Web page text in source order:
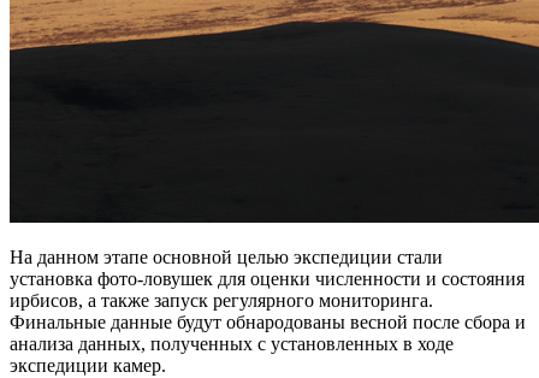
На данном этапе основной целью экспедиции стали
установка фото-ловушек для оценки численности и состояния
ирбисов, а также запуск регулярного мониторинга.
Финальные данные будут обнародованы весной после сбора и
анализа данных, полученных с установленных в ходе
экспедиции камер.